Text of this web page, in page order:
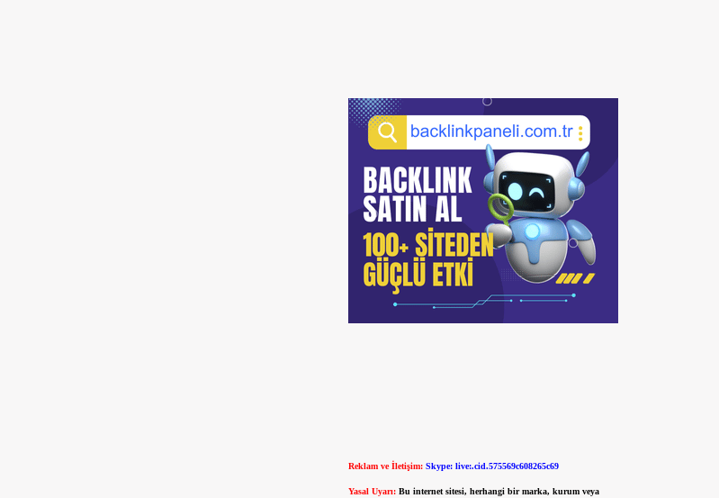
Reklam ve İletişim: Skype: live:.cid.575569c608265c69
Yasal Uyarı: Bu internet sitesi, herhangi bir marka, kurum veya